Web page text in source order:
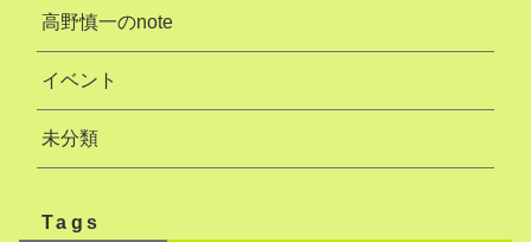
高野慎一のnote
イベント
未分類
Tags